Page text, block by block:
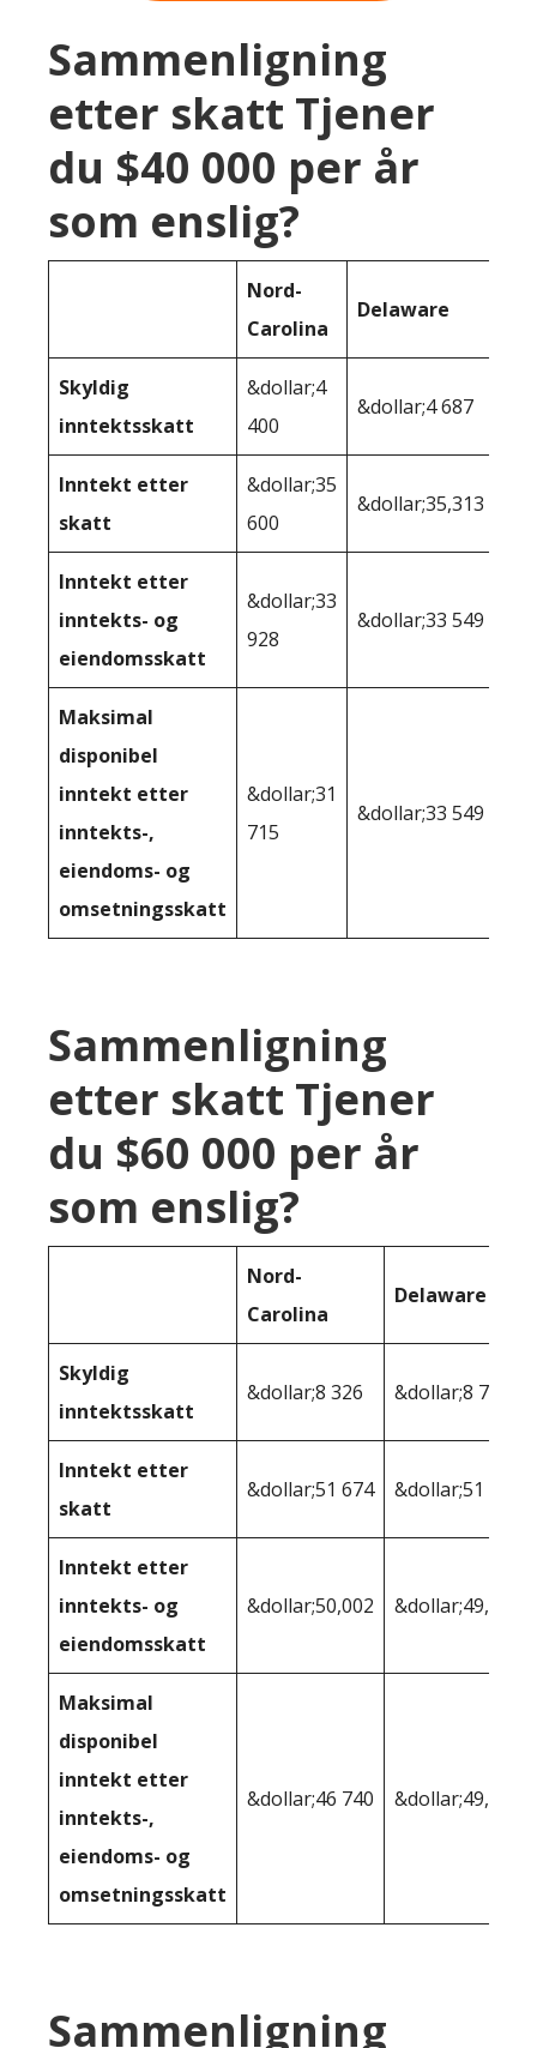
Sammenligning
etter skatt Tjener
du $40 000 per år
som enslig?
Nord-
Carolina
Delaware
Skyldig
inntektsskatt
&dollar;4
400
&dollar;4 687
Inntekt etter
skatt
&dollar;35
600
&dollar;35,313
Inntekt etter
inntekts- og
eiendomsskatt
&dollar;33
928
&dollar;33 549
Maksimal
disponibel
inntekt etter
inntekts-,
eiendoms- og
omsetningsskatt
&dollar;31
715
&dollar;33 549
Sammenligning
etter skatt Tjener
du $60 000 per år
som enslig?
Nord-
Carolina
Delaware
Skyldig
inntektsskatt
&dollar;8 326 &dollar;8 725
Inntekt etter
skatt
&dollar;51 674 &dollar;51 275
Inntekt etter
inntekts- og
eiendomsskatt
&dollar;50,002 &dollar;49,511
Maksimal
disponibel
inntekt etter
inntekts-,
eiendoms- og
omsetningsskatt
&dollar;46 740 &dollar;49,511
Sammenligning